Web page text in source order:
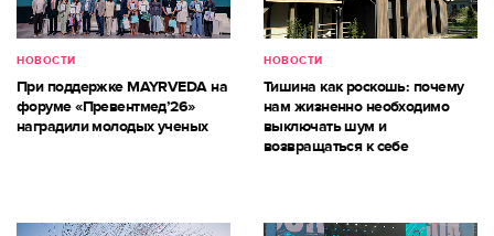
НОВОСТИ
При поддержке MAYRVEDA на
форуме «Превентмед’26»
наградили молодых ученых
НОВОСТИ
Тишина как роскошь: почему
нам жизненно необходимо
выключать шум и
возвращаться к себе